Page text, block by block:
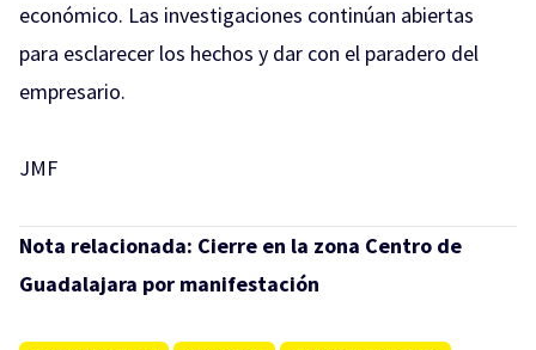
económico. Las investigaciones continúan abiertas
para esclarecer los hechos y dar con el paradero del
empresario.
JMF
Nota relacionada: Cierre en la zona Centro de
Guadalajara por manifestación